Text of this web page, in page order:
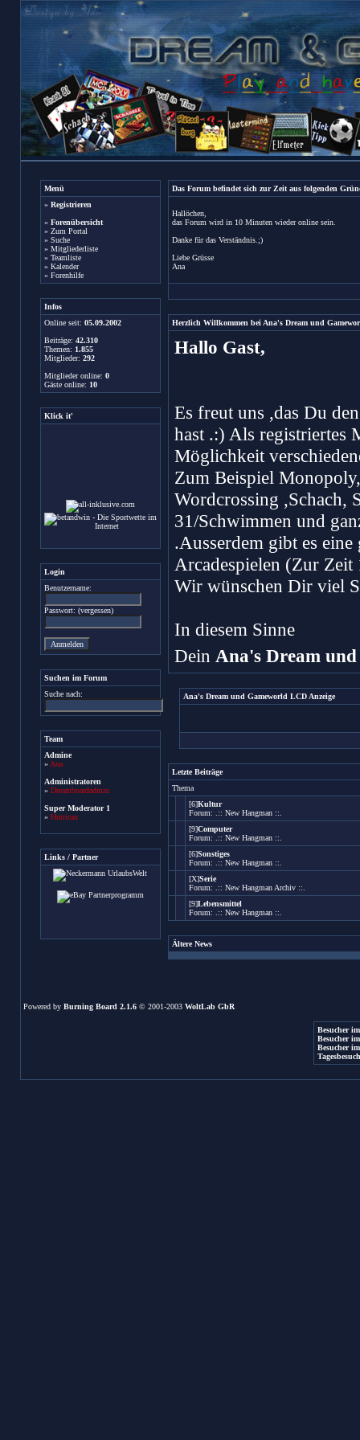
Menü
» Registrieren
» Forenübersicht
» Zum Portal
» Suche
» Mitgliederliste
» Teamliste
» Kalender
» Forenhilfe
Infos
Online seit: 05.09.2002
Beiträge: 42.310
Themen: 1.855
Mitglieder: 292
Mitglieder online: 0
Gäste online: 10
Klick it'
Login
Benutzername:
Passwort: (vergessen)
Suchen im Forum
Suche nach:
Team
Admine
» Ana
Administratoren
» Dreamboardadmin
Super Moderator 1
» Hurrican
Links / Partner
Das Forum befindet sich zur Zeit aus folgenden
Hallöchen,
das Forum wird in 10 Minuten wieder online sein.
Danke für das Verständnis.;)
Liebe Grüsse
Ana
Herzlich Willkommen bei Ana's Dream und
Hallo Gast,
Es freut uns ,das Du
hast .:) Als registriertes
Möglichkeit
Zum Beispiel
Wordcrossing ,Schach,
31/Schwimmen und
.Ausserdem gibt es
Arcadespielen (Zur Zeit
Wir wünschen Dir viel
In diesem Sinne
Dein Ana's Dream
Ana's Dream und Gameworld LCD Anzeige
Letzte Beiträge
Thema
[6]Kultur
Forum:
.:: New Hangman ::.
[9]Computer
Forum:
.:: New Hangman ::.
[6]Sonstiges
Forum:
.:: New Hangman ::.
[X]Serie
Forum:
.:: New Hangman Archiv ::.
[9]Lebensmittel
Forum:
.:: New Hangman ::.
Ältere News
Powered by Burning Board 2.1.6© 2001-2003 WoltLab GbR
Besucher
Besucher
Besucher